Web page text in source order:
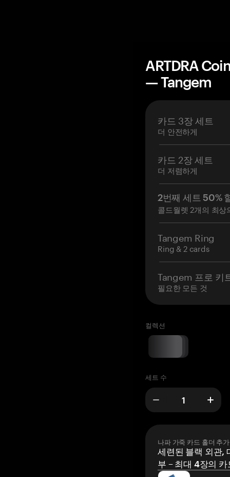
ARTDRA
— Tangem
카드 3장 세트
더 안전하게
카드 2장 세트
더 저렴하게
2번째 세트 50%
콜드월렛 2개의 최상
Tangem Ring
Ring & 2 cards
Tangem 프로 키
필요한 모든 것
컬렉션
세트 수
나파 가죽 카드 홀더 추가
세련된 블랙 외관,
부 – 최대 4장의